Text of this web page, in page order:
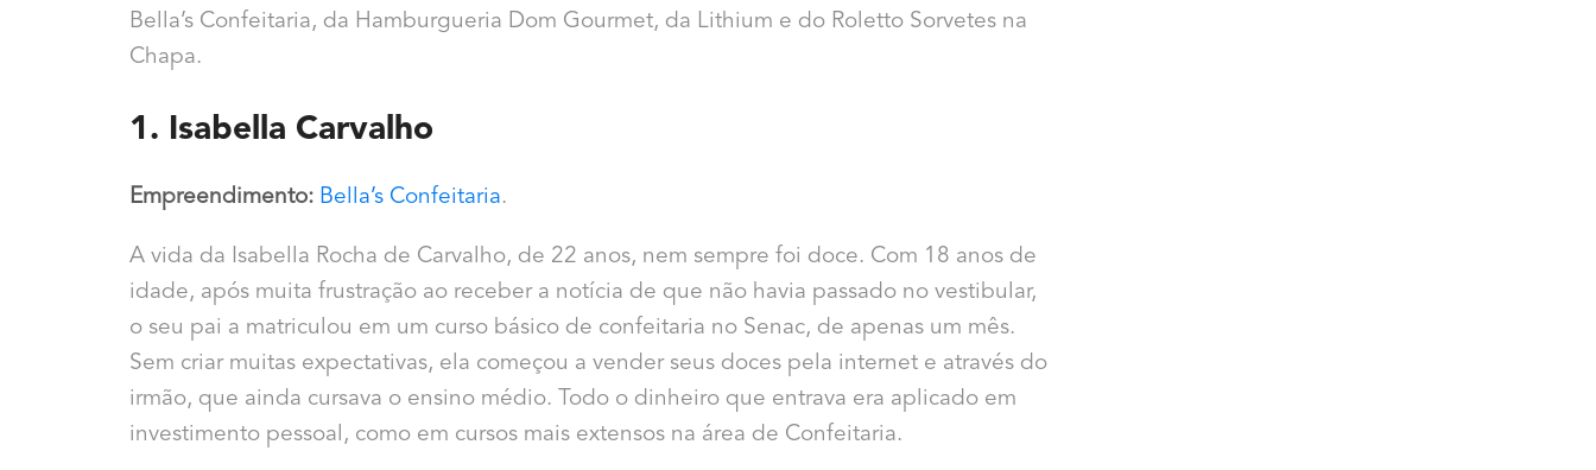
Bella’s Confeitaria, da Hamburgueria Dom Gourmet, da Lithium e do Roletto Sorvetes na
Chapa.
1. Isabella Carvalho
Empreendimento: Bella’s Confeitaria.
A vida da Isabella Rocha de Carvalho, de 22 anos, nem sempre foi doce. Com 18 anos de
idade, após muita frustração ao receber a notícia de que não havia passado no vestibular,
o seu pai a matriculou em um curso básico de confeitaria no Senac, de apenas um mês.
Sem criar muitas expectativas, ela começou a vender seus doces pela internet e através do
irmão, que ainda cursava o ensino médio. Todo o dinheiro que entrava era aplicado em
investimento pessoal, como em cursos mais extensos na área de Confeitaria.